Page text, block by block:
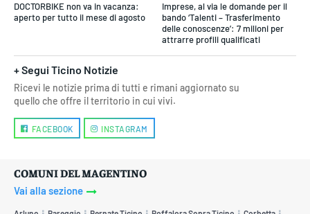
DOCTORBIKE non va in vacanza:
aperto per tutto il mese di agosto
Imprese, al via le domande per il
bando ‘Talenti – Trasferimento
delle conoscenze’: 7 milioni per
attrarre profili qualificati
+ Segui Ticino Notizie
Ricevi le notizie prima di tutti e rimani aggiornato su
quello che offre il territorio in cui vivi.
FACEBOOK INSTAGRAM
COMUNI DEL MAGENTINO
Vai alla sezione